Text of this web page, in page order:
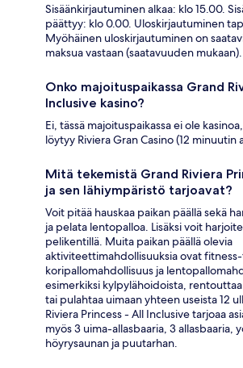
Sisäänkirjautuminen alkaa: klo 15.00.
päättyy: klo 0.00. Uloskirjautuminen
Myöhäinen uloskirjautuminen on
maksua vastaan (saatavuuden mukaan).
Onko majoituspaikassa Grand
Inclusive kasino?
Ei, tässä majoituspaikassa ei ole
löytyy Riviera Gran Casino (12 minuutin
Mitä tekemistä Grand Riviera
ja sen lähiympäristö tarjoavat?
Voit pitää hauskaa paikan päällä sekä
ja pelata lentopalloa. Lisäksi voit
pelikentillä. Muita paikan päällä olevia
aktiviteettimahdollisuuksia ovat
koripallomahdollisuus ja
esimerkiksi kylpylähoidoista,
tai pulahtaa uimaan yhteen useista 12
Riviera Princess - All Inclusive tarjoaa
myös 3 uima-allasbaaria, 3 allasbaaria,
höyrysaunan ja puutarhan.